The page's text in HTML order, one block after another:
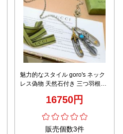
魅力的なスタイル goro's ネック
レス偽物 天然石付き 三つ羽根
16750円
販売個数3件